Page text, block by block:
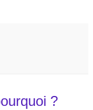
?